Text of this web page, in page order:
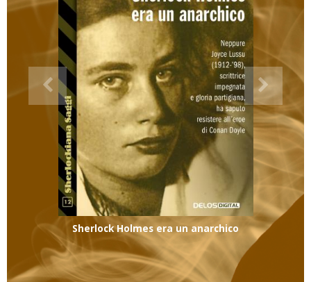
Sherlock Holmes era un anarchico